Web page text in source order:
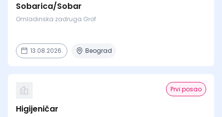
Sobarica/Sobar
Omladinska zadruga Grof
13.08.2026. Beograd
Prvi posao
Higijeničar